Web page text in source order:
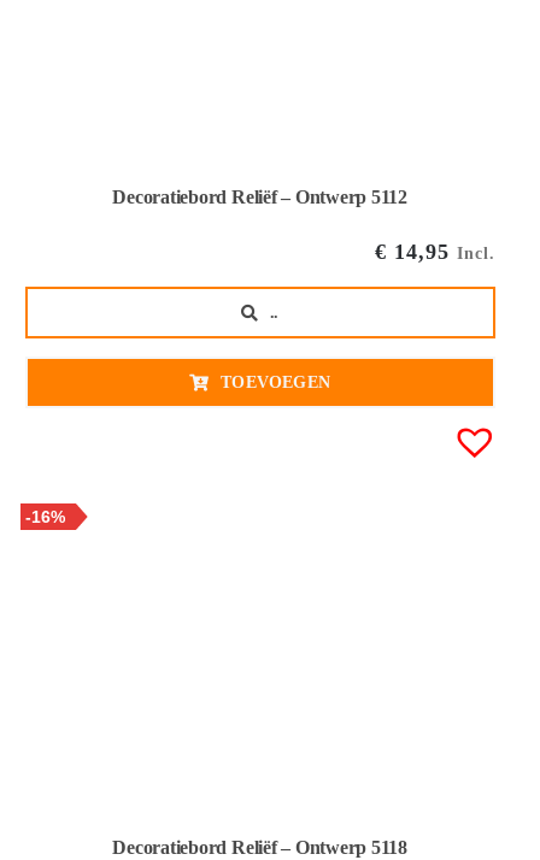
Decoratiebord Reliëf – Ontwerp 5112
€ 14,95 Incl.
..
TOEVOEGEN
-16%
Decoratiebord Reliëf – Ontwerp 5118